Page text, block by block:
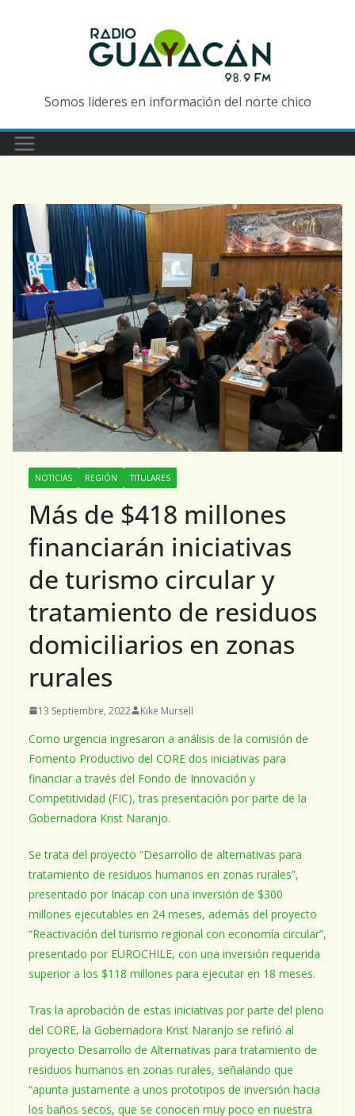
Somos lideres en información del norte chico
NOTICIAS REGIÓN TITULARES
Más de $418 millones
financiarán iniciativas
de turismo circular y
tratamiento de residuos
domiciliarios en zonas
rurales
13 Septiembre, 2022 Kike Mursell
Como urgencia ingresaron a análisis de la comisión de
Fomento Productivo del CORE dos iniciativas para
financiar a través del Fondo de Innovación y
Competitividad (FIC), tras presentación por parte de la
Gobernadora Krist Naranjo.
Se trata del proyecto “Desarrollo de alternativas para
tratamiento de residuos humanos en zonas rurales”,
presentado por Inacap con una inversión de $300
millones ejecutables en 24 meses, además del proyecto
“Reactivación del turismo regional con economía circular”,
presentado por EUROCHILE, con una inversión requerida
superior a los $118 millones para ejecutar en 18 meses.
Tras la aprobación de estas iniciativas por parte del pleno
del CORE, la Gobernadora Krist Naranjo se refirió al
proyecto Desarrollo de Alternativas para tratamiento de
residuos humanos en zonas rurales, señalando que
“apunta justamente a unos prototipos de inversión hacia
los baños secos, que se conocen muy poco en nuestra